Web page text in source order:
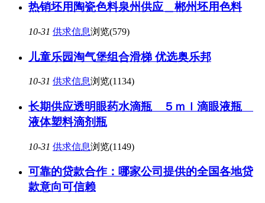
热销坯用陶瓷色料泉州供应＿郴州坯用色料
10-31 供求信息浏览(579)
儿童乐园淘气堡组合滑梯 优选奥乐邦
10-31 供求信息浏览(1134)
长期供应透明眼药水滴瓶 ５ｍｌ滴眼液瓶
液体塑料滴剂瓶
10-31 供求信息浏览(1149)
可靠的贷款合作：哪家公司提供的全国各地贷
款意向可信赖